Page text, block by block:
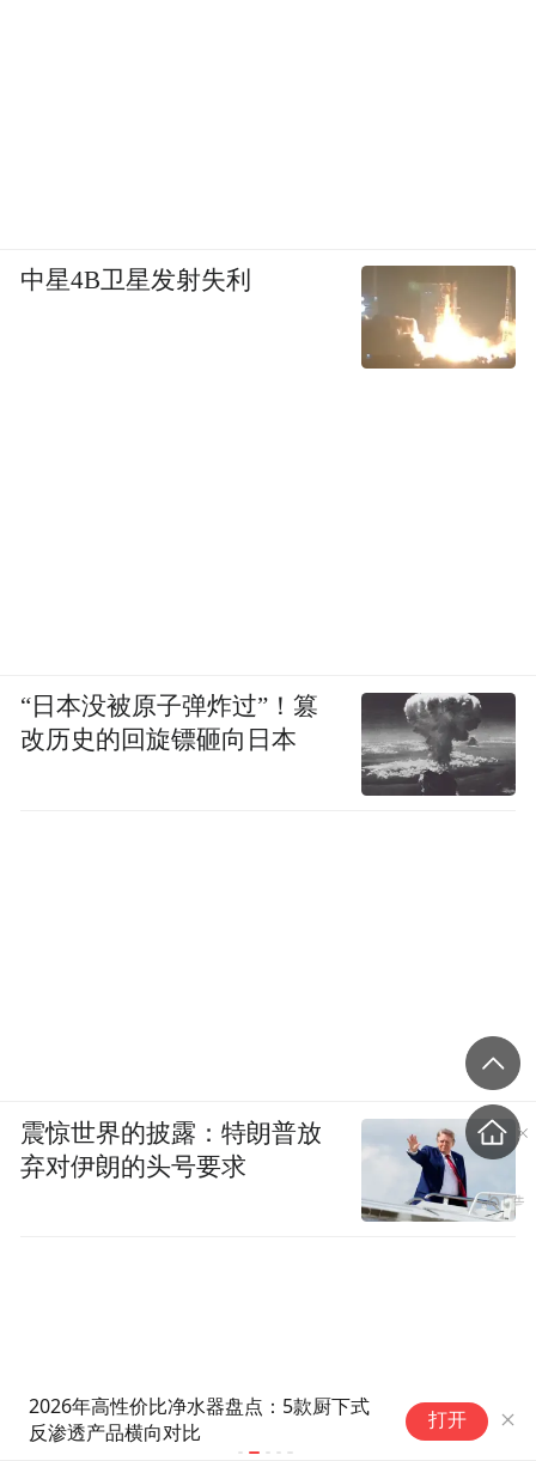
2026年高性价比净水器盘点：5款厨下式
反渗透产品横向对比
2026年口
变饮水习惯
打开
中星4B卫星发射失利
“日本没被原子弹炸过”！篡
改历史的回旋镖砸向日本
震惊世界的披露：特朗普放
弃对伊朗的头号要求